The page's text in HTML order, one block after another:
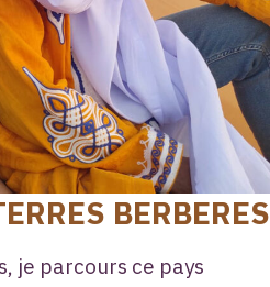
BERBERES
je parcours ce pays